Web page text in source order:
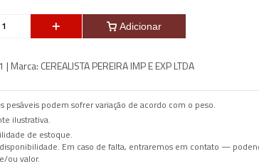
Adicionar
| Marca: CEREALISTA PEREIRA IMP E EXP LTDA
pesáveis podem sofrer variação de acordo com o peso.
ilustrativa.
de estoque.
Em caso de falta, entraremos em contato —
ou valor.